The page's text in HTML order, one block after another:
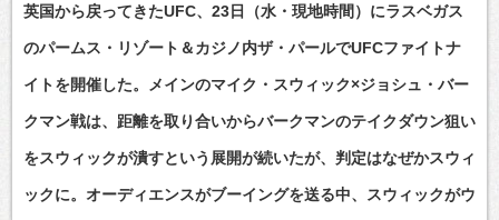
英国から戻ってきたUFC、23日（水・現地時間）にラスベガス
のパームス・リゾート＆カジノ内ザ・パールでUFCファイトナ
イトを開催した。メインのマイク・スウィック×ジョシュ・バー
クマン戦は、距離を取り合いからバークマンのテイクダウン狙い
をスウィックが潰すという展開が続いたが、判定はなぜかスウィ
ックに。オーディエンスがブーイングを送る中、スウィックがウ